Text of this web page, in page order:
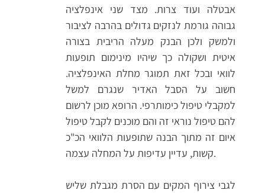
אבטלה ועוד צרות. מצד שני אינפלציה
גבוהה גורמת לנזקים גדולים בהרבה לציבור
ולמשק ולכן הבנק מעלה הריבית בצורה
איטית ושקולה כך שיהיו מינימום תופעות
לוואי ובכל זאת תמוגר מחלת האינפלציה.
חשוב על הסבל האדיר שנגרם למשל
למקבלי טיפול כימותרפי. הרופא מוכן לרשום
להם טיפול נוראי זה והם מוכנים לקבל טיפול
איום זה מתוך הבנה שתופעות הלוואי הכ"כ
קשות, עדיין עדיפות על המחלה עצמה.
לגבי צירוף המקים עם הסרת מגבלת שליש